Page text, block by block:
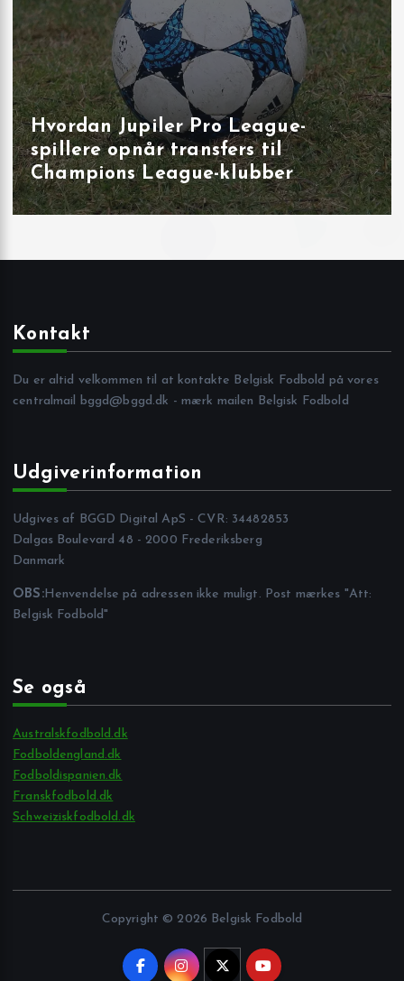
Målbrag i runde 40: overbevisende
udladninger i Brugge, Sint‑Truiden
og på Joseph Marien
Kontakt
Du er altid velkommen til at kontakte Belgisk Fodbold på vores
centralmail
bggd@bggd.dk - mærk mailen Belgisk Fodbold
Udgiverinformation
Udgives af BGGD Digital ApS - CVR: 34482853
Dalgas Boulevard 48 - 2000 Frederiksberg
Danmark
OBS:Henvendelse på adressen ikke muligt. Post mærkes "Att:
Belgisk Fodbold"
Se også
Australskfodbold.dk
Fodboldengland.dk
Fodboldispanien.dk
Franskfodbold.dk
Schweiziskfodbold.dk
Copyright © 2026 Belgisk Fodbold